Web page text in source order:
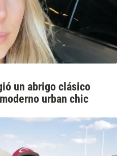
un abrigo clásico
urban chic